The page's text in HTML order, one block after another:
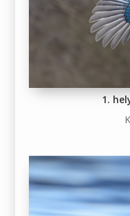
1.